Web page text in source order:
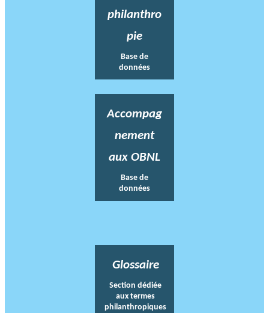
philanthro
pie
Base de
données
Accompag
nement
aux OBNL
Base de
données
Glossaire
Section dédiée
aux termes
philanthropiques